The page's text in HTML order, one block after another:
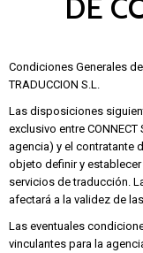
DE
Condiciones Generales de
TRADUCCION S.L.
Las disposiciones
exclusivo entre CONNECT
agencia) y el contratante
objeto definir y
servicios de traducción.
afectará a la validez de
Las eventuales
vinculantes para la